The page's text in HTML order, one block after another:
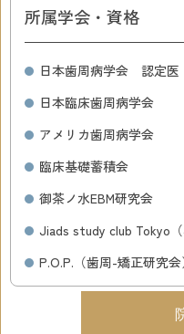
所属学会・資格
日本歯周病学会 認定医
日本臨床歯周病学会
アメリカ歯周病学会
臨床基礎蓄積会
御茶ノ水EBM研究会
Jiads study club Tokyo（
P.O.P.（歯周-矯正研究会